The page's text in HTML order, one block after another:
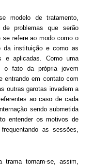
modelo de tratamento,
problemas que serão
se refere ao modo como o
da instituição e como as
e aplicadas. Como uma
o fato da própria jovem
entrando em contato com
outras garotas invadem a
ao caso de cada
sendo submetida
entender os motivos de
as sessões,
tornam-se, assim,